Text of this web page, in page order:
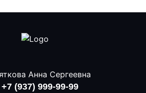
Анна Сергеевна
+7 (937) 999-99-99